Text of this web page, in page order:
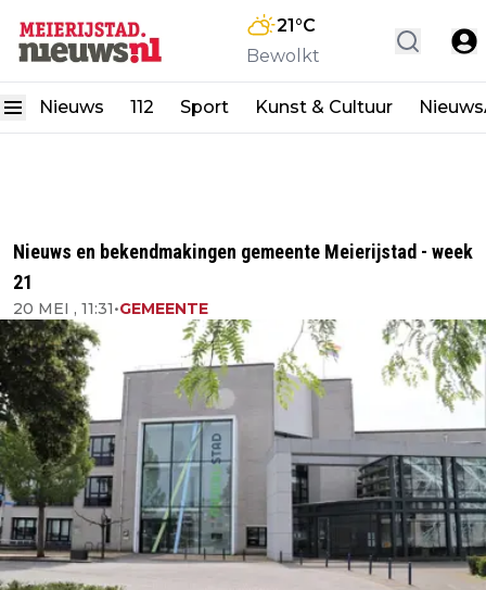
21°C
Bewolkt
Nieuws 112 Sport Kunst & Cultuur
Nieuws en bekendmakingen gemeente Meierijstad - week
21
20 MEI , 11:31•GEMEENTE